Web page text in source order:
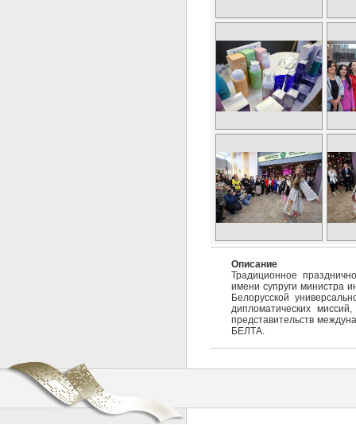
Описание
Традиционное
имени супруги министра
Белорусской
дипломатических
представительств
БЕЛТА.